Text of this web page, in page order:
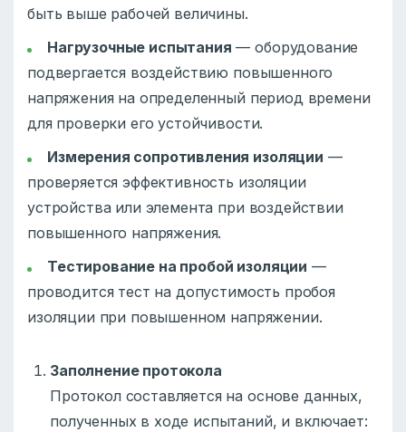
быть выше рабочей величины.
Нагрузочные испытания — оборудование
подвергается воздействию повышенного
напряжения на определенный период времени
для проверки его устойчивости.
Измерения сопротивления изоляции —
проверяется эффективность изоляции
устройства или элемента при воздействии
повышенного напряжения.
Тестирование на пробой изоляции —
проводится тест на допустимость пробоя
изоляции при повышенном напряжении.
Заполнение протокола
Протокол составляется на основе данных,
полученных в ходе испытаний, и включает: